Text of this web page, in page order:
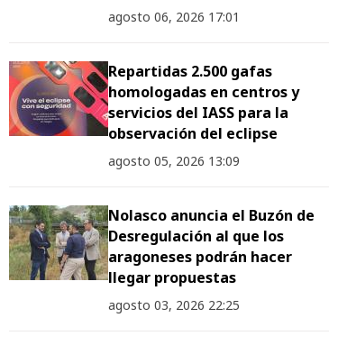
agosto 06, 2026 17:01
Repartidas 2.500 gafas
homologadas en centros y
servicios del IASS para la
observación del eclipse
agosto 05, 2026 13:09
Nolasco anuncia el Buzón de
Desregulación al que los
aragoneses podrán hacer
llegar propuestas
agosto 03, 2026 22:25